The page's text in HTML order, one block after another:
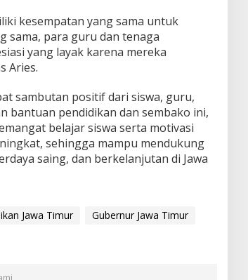
kesempatan yang sama untuk
sama, para guru dan tenaga
yang layak karena mereka
Aries.
sambutan positif dari siswa, guru,
bantuan pendidikan dan sembako ini,
belajar siswa serta motivasi
sehingga mampu mendukung
saing, dan berkelanjutan di Jawa
Jawa Timur
Gubernur Jawa Timur